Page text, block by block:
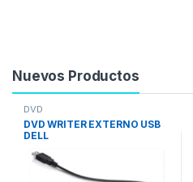
Nuevos Productos
DVD
DVD WRITER EXTERNO USB
DELL